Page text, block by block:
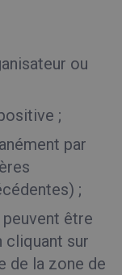
ou
;
par
;
être
cliquant sur
de la zone de